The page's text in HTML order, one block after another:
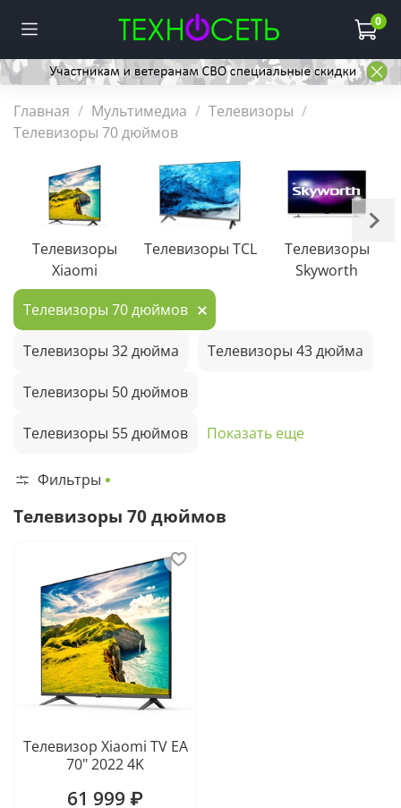
0
Главная Мультимедиа
Телевизоры
Телевизоры 70 дюймов
Телевизоры
Xiaomi
Телевизоры TCL
Телевизоры
Skyworth
Телевизоры 70 дюймов
Телевизоры 32 дюйма Телевизоры 43 дюйма
Телевизоры 50 дюймов
Телевизоры 55 дюймов Показать еще
Фильтры
Телевизоры 70 дюймов
Телевизор Xiaomi TV EA
70" 2022 4K
61 999 ₽